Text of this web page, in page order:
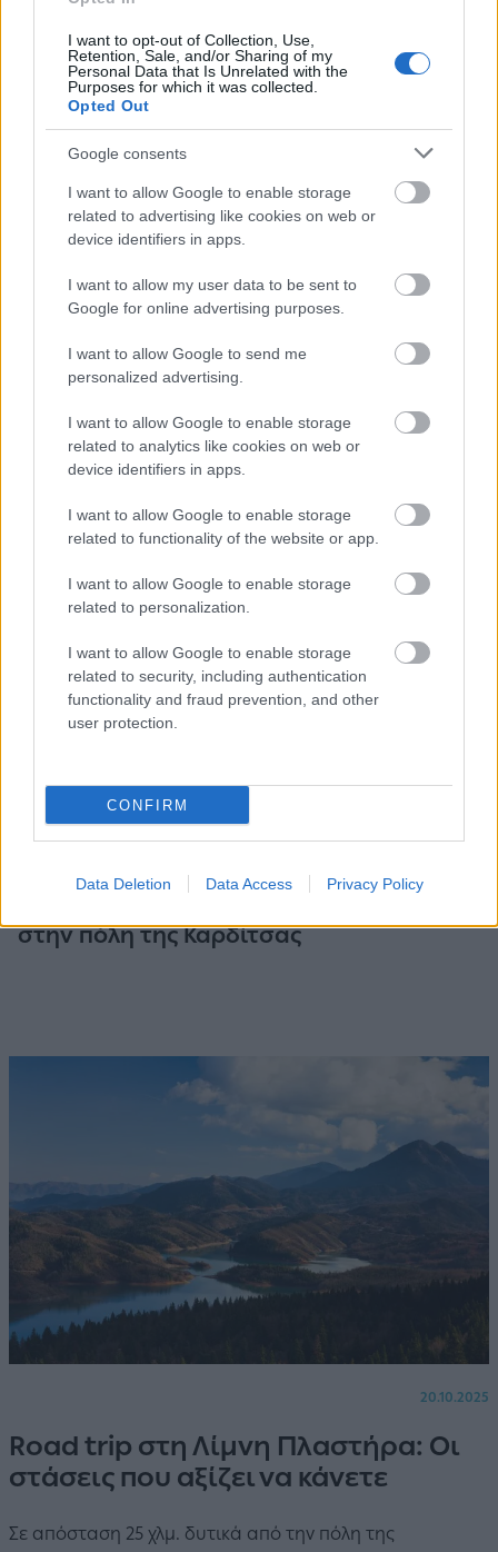
I want to opt-out of Collection, Use,
Retention, Sale, and/or Sharing of my
Personal Data that Is Unrelated with the
Purposes for which it was collected.
Opted Out
Google consents
I want to allow Google to enable storage
related to advertising like cookies on web or
device identifiers in apps.
I want to allow my user data to be sent to
Google for online advertising purposes.
I want to allow Google to send me
personalized advertising.
I want to allow Google to enable storage
related to analytics like cookies on web or
device identifiers in apps.
I want to allow Google to enable storage
related to functionality of the website or app.
I want to allow Google to enable storage
related to personalization.
I want to allow Google to enable storage
related to security, including authentication
functionality and fraud prevention, and other
user protection.
CONFIRM
Data Deletion Data Access Privacy Policy
ΛΙΜΝΗ ΠΛΑΣΤΗΡΑ - ΔΙΑΜΟΝΗ
Alonaki at Lake Plastira
ΓΕΥΣΗ
στην πόλη της Καρδίτσας
20.10.2025
Road trip στη Λίμνη Πλαστήρα: Οι
στάσεις που αξίζει να κάνετε
Σε απόσταση 25 χλμ. δυτικά από την πόλη της